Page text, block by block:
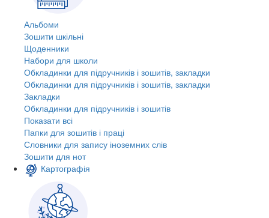
Альбоми
Зошити шкільні
Щоденники
Набори для школи
Обкладинки для підручників і зошитів, закладки
Обкладинки для підручників і зошитів, закладки
Закладки
Обкладинки для підручників і зошитів
Показати всі
Папки для зошитів і праці
Словники для запису іноземних слів
Зошити для нот
Картографія